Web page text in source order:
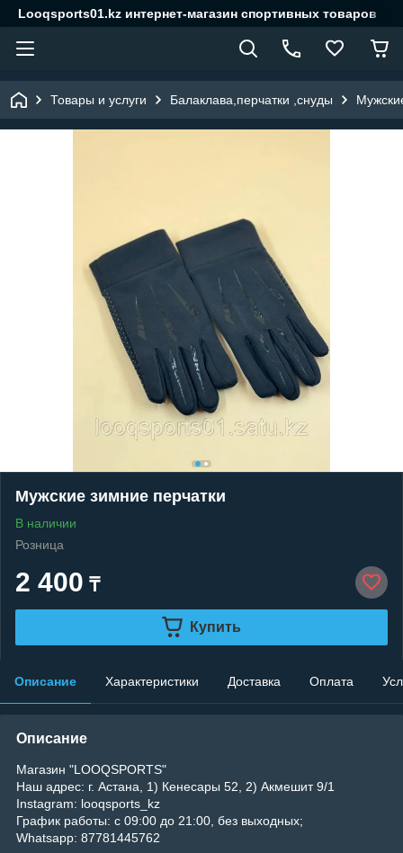
Looqsports01.kz интернет-магазин спортивных товаров
Товары и услуги Балаклава,перчатки ,снуды
Мужские зимние перчатки
В наличии
Розница
2 400 ₸
Купить
Описание Характеристики Доставка Оплата
Описание
Магазин "LOOQSPORTS"
Наш адрес: г. Астана, 1) Кенесары 52, 2) Акмешит 9/1
Instagram: looqsports_kz
График работы: с 09:00 до 21:00, без выходных;
Whatsapp: 87781445762